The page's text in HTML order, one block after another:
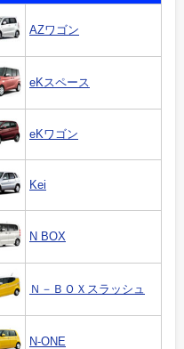
AZワゴン
eKスペース
eKワゴン
Kei
N BOX
Ｎ－ＢＯＸスラッシュ
N-ONE